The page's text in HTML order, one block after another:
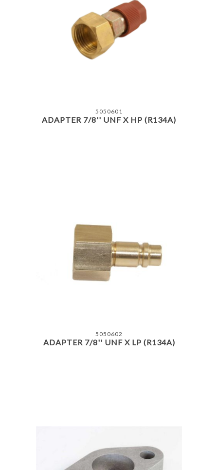
5050601
ADAPTER 7/8'' UNF X HP (R134A)
5050602
ADAPTER 7/8'' UNF X LP (R134A)